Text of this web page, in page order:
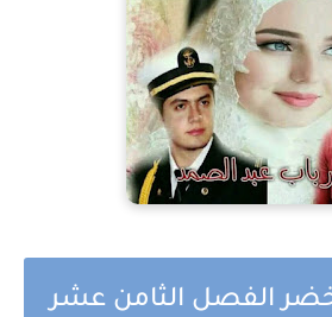
الفصل الثامن عشر